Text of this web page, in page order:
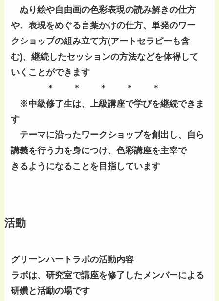
ぬり絵や自由画の色彩表現の読み解きの仕方
や、表現をめぐる言葉かけの仕方、単発のワー
クショップの組み立て方(アートセラピーも含
む)、継続したセッションの方法などを体得して
いくことができます
＊ ＊ ＊ ＊ ＊
※中級修了生は、上級講座で学びを継続できま
す
テーマに沿ったワークショップを創出し、自ら
講義を行う力を身につけ、色彩講座を主宰で
きるようになることを目指しています
活動
グリーンハートラボの活動内容
ラボは、研究室で講座を修了したメンバーによる
研鑽と活動の場です